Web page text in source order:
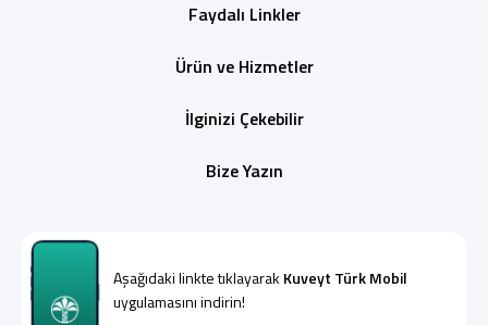
Faydalı Linkler
Ürün ve Hizmetler
İlginizi Çekebilir
Bize Yazın
Aşağıdaki linkte tıklayarak Kuveyt Türk Mobil
uygulamasını indirin!